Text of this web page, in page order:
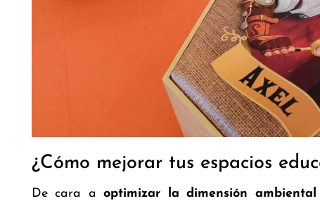
¿Cómo mejorar tus espacios
De cara aoptimizar la dimensión ambiental